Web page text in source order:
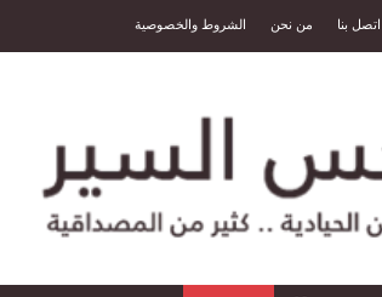
اتصل بنا من نحن الشروط والخصوصية